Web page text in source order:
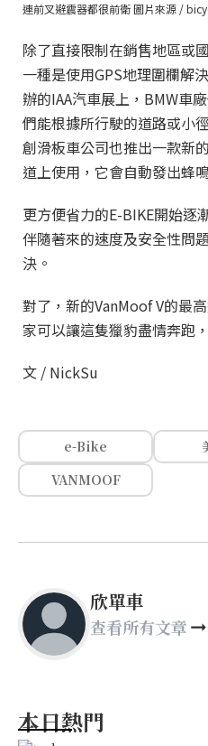
連前叉避震器都很前衛 圖片來源 /
除了直接限制在銷售地區或
一種是使用GPS地理圍欄解
辦的IAA汽車展上，BMW車
們能根據所行駛的道路或小
創滑板車公司也推出一款新
道上使用，它會自動發出蜂
更方便省力的E-BIKE開始逐
伴隨著來的速度及安全性問
決。
對了，新的VanMoof V的最
家可以讓這隻獵豹盡情奔跑
文 / NickSu
e-Bike
VANMOOF
欣單車
查看所有文章
本日熱門